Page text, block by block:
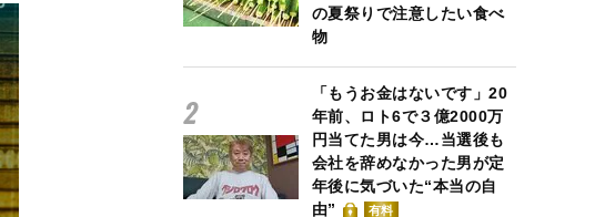
の夏祭りで注意したい食べ
物
「もうお金はないです」20
年前、ロト6で３億2000万
円当てた男は今…当選後も
会社を辞めなかった男が定
年後に気づいた“本当の自
由”
有料